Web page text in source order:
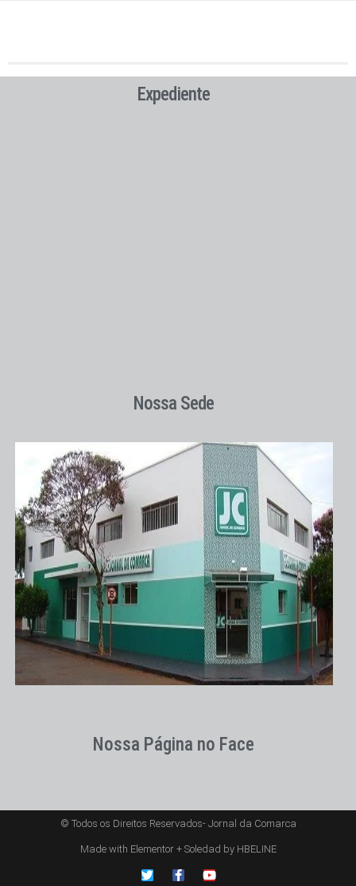
Expediente
Nossa Sede
Nossa Página no Face
© Todos os Direitos Reservados- Jornal da Comarca
Made with Elementor + Soledad by HBELINE